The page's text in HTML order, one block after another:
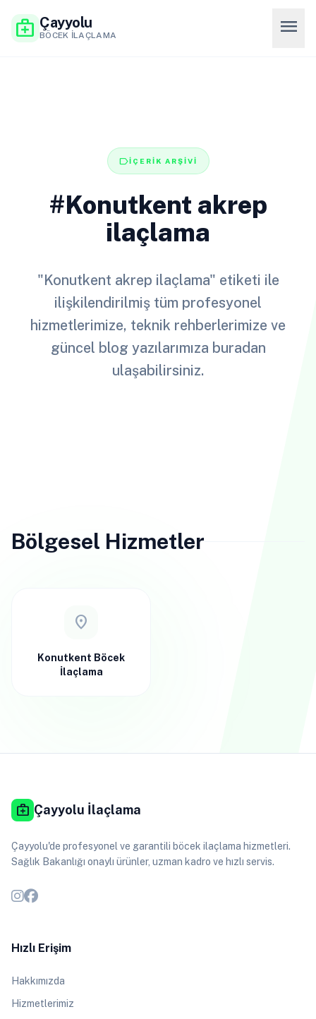
medical_services Çayyolu
BÖCEK İLAÇLAMA menu
labelİÇERİK ARŞİVİ
#Konutkent akrep
ilaçlama
"Konutkent akrep ilaçlama" etiketi ile
ilişkilendirilmiş tüm profesyonel
hizmetlerimize, teknik rehberlerimize ve
güncel blog yazılarımıza buradan
ulaşabilirsiniz.
Bölgesel Hizmetler
location_on
Konutkent Böcek
İlaçlama
medical_services Çayyolu İlaçlama
Çayyolu'de profesyonel ve garantili böcek ilaçlama hizmetleri.
Sağlık Bakanlığı onaylı ürünler, uzman kadro ve hızlı servis.
Hızlı Erişim
Hakkımızda
Hizmetlerimiz